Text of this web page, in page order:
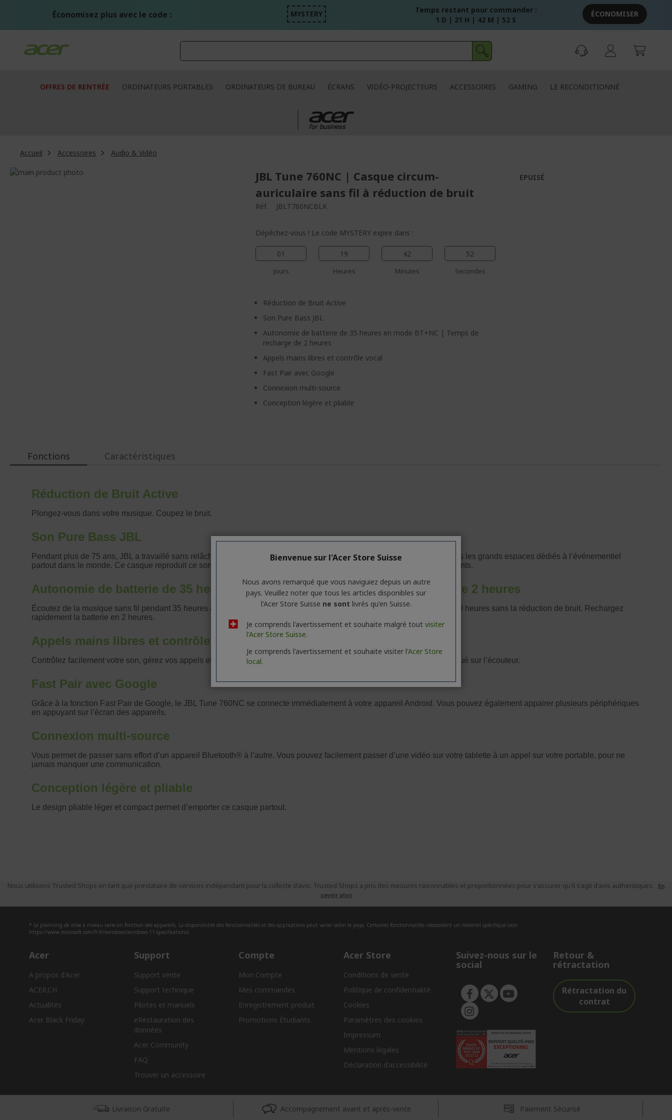
Économisez plus avec le code : MYSTERY
Temps restant pour commander :
1 D | 21 H | 42 M | 51 S
ÉCONOMISER
OFFRES DE RENTRÉE ORDINATEURS PORTABLES ORDINATEURS DE BUREAU ÉCRANS VIDÉO-PROJECTEURS ACCESSOIRES GAMING LE RECONDITIONNÉ
Accueil Accessoires
Audio & Vidéo
Passer
JBL Tune 760NC | Casque circum-
auriculaire sans fil à réduction de bruit
Réf. JBLT760NCBLK
Dépêchez-vous ! Le code MYSTERY expire dans :
01
Jours
19
Heures
42
Minutes
52
Secondes
Réduction de Bruit Active
Son Pure Bass JBL
Autonomie de batterie de 35 heures en mode BT+NC | Temps de
recharge de 2 heures
Appels mains libres et contrôle vocal
Fast Pair avec Google
Connexion multi-source
Conception légère et pliable
EPUISÉ
Fonctions Caractéristiques
Nous utilisons Trusted Shops en tant que prestataire de services indépendant pour la collecte d'avis. Trusted Shops a pris des mesures raisonnables et proportionnées pour s'assurer qu'il s'agit d'avis authentiques.
En
savoir plus
* Le planning de mise à niveau varie en fonction des appareils. La disponibilité des fonctionnalités et des applications peut varier selon le pays. Certaines fonctionnalités nécessitent un matériel spécifique (voir
https://www.microsoft.com/fr-fr/windows/windows-11-specifications).
Acer
A propos d'Acer
ACER.CH
Actualités
Acer Black Friday
Support
Support vente
Support technique
Pilotes et manuels
eRestauration des
données​
Acer Community
FAQ
Trouver un accessoire
Compte
Mon Compte
Mes commandes
Enregistrement produit
Promotions Étudiants
Acer Store
Conditions de vente
Politique de confidentialité
Cookies
Paramètres des cookies
Impressum
Mentions légales
Déclaration d'accessibilité
Suivez-nous sur le
social
Retour &
rétractation
Rétractation du
contrat
Livraison Gratuite Accompagnement avant et après-vente Paiement Sécurisé
Bienvenue sur l'Acer Store Suisse
Nous avons remarqué que vous naviguiez depuis un autre
pays. Veuillez noter que tous les articles disponibles sur
l'Acer Store Suisse ne sont livrés qu'en Suisse.
Je comprends l'avertissement et souhaite malgré tout visiter
l'Acer Store Suisse.
Je comprends l'avertissement et souhaite visiter l'Acer Store
local.